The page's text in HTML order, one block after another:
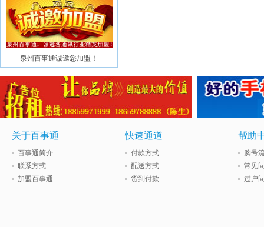
泉州百事通诚邀您加盟！
关于百事通
百事通简介
联系方式
加盟百事通
快速通道
付款方式
配送方式
货到付款
帮助
购号
常见
过户